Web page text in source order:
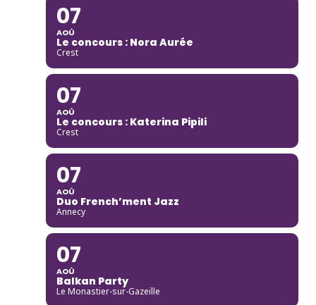
07
AOÛ
Le concours : Nora Aurée
Crest
07
AOÛ
Le concours : Katerina Pipili
Crest
07
AOÛ
Duo French’ment Jazz
Annecy
07
AOÛ
Balkan Party
Le Monastier-sur-Gazeille